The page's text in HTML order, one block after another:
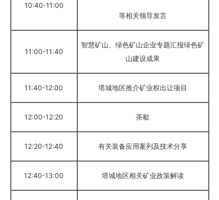
10:40-11:00
等相关领导发言
11:00-11:40
智慧矿山、绿色矿山企业专题汇报绿色矿
山建设成果
11:40-12:00 塔城地区推介矿业权出让项目
12:00-12:20 茶歇
12:20-12:40 有关装备应用案列及技术分享
12:40-13:00 塔城地区相关矿业政策解读